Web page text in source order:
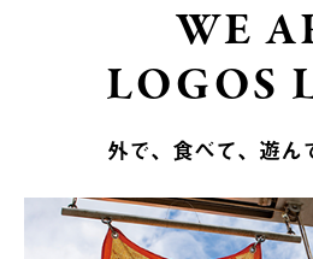
WE
LOGOS
外で、食べて、遊ん